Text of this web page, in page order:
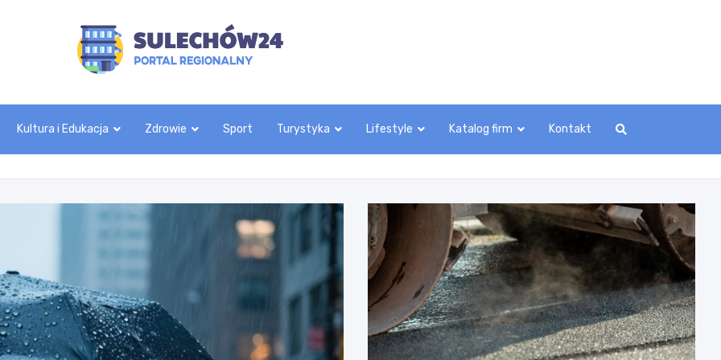
Kultura i Edukacja Zdrowie Sport Turystyka Lifestyle Katalog firm Kontakt